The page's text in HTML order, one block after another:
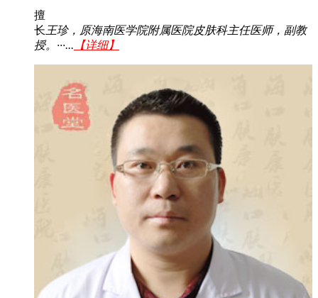
擅
长王珍，原海南医学院附属医院皮肤科主任医师，副教
授。···... 【详细】